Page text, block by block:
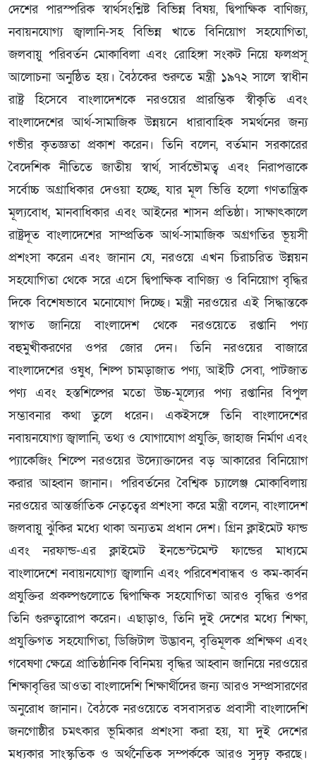
দেশের পারস্পরিক স্বার্থসংশ্লিষ্ট বিভিন্ন বিষয়, দ্বিপাক্ষিক বাণিজ্য,
নবায়নযোগ্য জ্বালানি-সহ বিভিন্ন খাতে বিনিয়োগ সহযোগিতা,
জলবায়ু পরিবর্তন মোকাবিলা এবং রোহিঙ্গা সংকট নিয়ে ফলপ্রসূ
আলোচনা অনুষ্ঠিত হয়। বৈঠকের শুরুতে মন্ত্রী ১৯৭২ সালে স্বাধীন
রাষ্ট্র হিসেবে বাংলাদেশকে নরওয়ের প্রারম্ভিক স্বীকৃতি এবং
বাংলাদেশের আর্থ-সামাজিক উন্নয়নে ধারাবাহিক সমর্থনের জন্য
গভীর কৃতজ্ঞতা প্রকাশ করেন। তিনি বলেন, বর্তমান সরকারের
বৈদেশিক নীতিতে জাতীয় স্বার্থ, সার্বভৌমত্ব এবং নিরাপত্তাকে
সর্বোচ্চ অগ্রাধিকার দেওয়া হচ্ছে, যার মূল ভিত্তি হলো গণতান্ত্রিক
মূল্যবোধ, মানবাধিকার এবং আইনের শাসন প্রতিষ্ঠা। সাক্ষাৎকালে
রাষ্ট্রদূত বাংলাদেশের সাম্প্রতিক আর্থ-সামাজিক অগ্রগতির ভূয়সী
প্রশংসা করেন এবং জানান যে, নরওয়ে এখন চিরাচরিত উন্নয়ন
সহযোগিতা থেকে সরে এসে দ্বিপাক্ষিক বাণিজ্য ও বিনিয়োগ বৃদ্ধির
দিকে বিশেষভাবে মনোযোগ দিচ্ছে। মন্ত্রী নরওয়ের এই সিদ্ধান্তকে
স্বাগত জানিয়ে বাংলাদেশ থেকে নরওয়েতে রপ্তানি পণ্য
বহুমুখীকরণের ওপর জোর দেন। তিনি নরওয়ের বাজারে
বাংলাদেশের ওষুধ, শিল্প চামড়াজাত পণ্য, আইটি সেবা, পাটজাত
পণ্য এবং হস্তশিল্পের মতো উচ্চ-মূল্যের পণ্য রপ্তানির বিপুল
সম্ভাবনার কথা তুলে ধরেন। একইসঙ্গে তিনি বাংলাদেশের
নবায়নযোগ্য জ্বালানি, তথ্য ও যোগাযোগ প্রযুক্তি, জাহাজ নির্মাণ এবং
প্যাকেজিং শিল্পে নরওয়ের উদ্যোক্তাদের বড় আকারের বিনিয়োগ
করার আহ্বান জানান। পরিবর্তনের বৈশ্বিক চ্যালেঞ্জ মোকাবিলায়
নরওয়ের আন্তর্জাতিক নেতৃত্বের প্রশংসা করে মন্ত্রী বলেন, বাংলাদেশ
জলবায়ু ঝুঁকির মধ্যে থাকা অন্যতম প্রধান দেশ। গ্রিন ক্লাইমেট ফান্ড
এবং নরফান্ড-এর ক্লাইমেট ইনভেস্টমেন্ট ফান্ডের মাধ্যমে
বাংলাদেশে নবায়নযোগ্য জ্বালানি এবং পরিবেশবান্ধব ও কম-কার্বন
প্রযুক্তির প্রকল্পগুলোতে দ্বিপাক্ষিক সহযোগিতা আরও বৃদ্ধির ওপর
তিনি গুরুত্বারোপ করেন। এছাড়াও, তিনি দুই দেশের মধ্যে শিক্ষা,
প্রযুক্তিগত সহযোগিতা, ডিজিটাল উদ্ভাবন, বৃত্তিমূলক প্রশিক্ষণ এবং
গবেষণা ক্ষেত্রে প্রাতিষ্ঠানিক বিনিময় বৃদ্ধির আহ্বান জানিয়ে নরওয়ের
শিক্ষাবৃত্তির আওতা বাংলাদেশি শিক্ষার্থীদের জন্য আরও সম্প্রসারণের
অনুরোধ জানান। বৈঠকে নরওয়েতে বসবাসরত প্রবাসী বাংলাদেশি
জনগোষ্ঠীর চমৎকার ভূমিকার প্রশংসা করা হয়, যা দুই দেশের
মধ্যকার সাংস্কৃতিক ও অর্থনৈতিক সম্পর্ককে আরও সুদৃঢ় করছে।